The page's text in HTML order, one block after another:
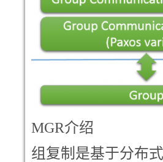
MGR介绍
组复制是基于分布